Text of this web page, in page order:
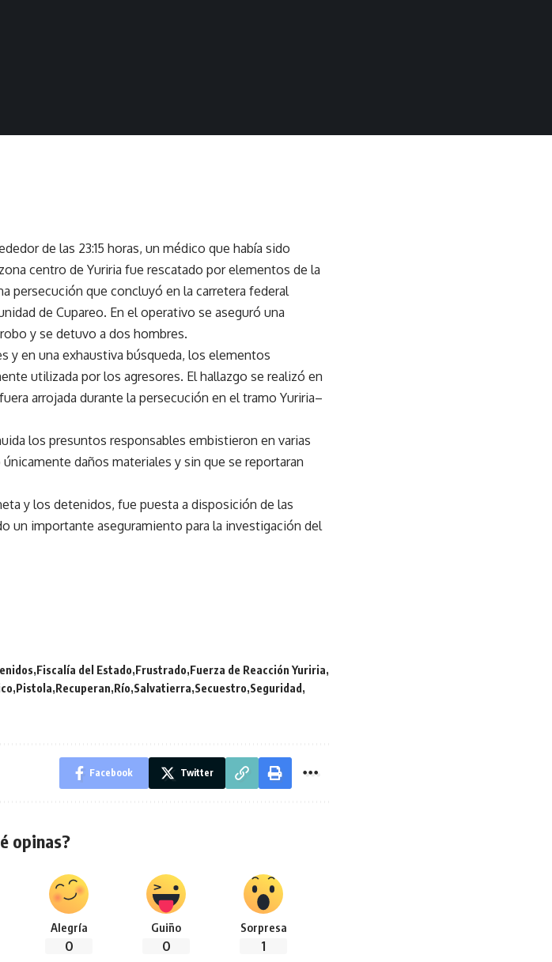
de las 23:15 horas, un médico que había sido
centro de Yuriria fue rescatado por elementos de la
persecución que concluyó en la carretera federal
de Cupareo. En el operativo se aseguró una
y se detuvo a dos hombres.
y en una exhaustiva búsqueda, los elementos
utilizada por los agresores. El hallazgo se realizó en
arrojada durante la persecución en el tramo Yuriria–
los presuntos responsables embistieron en varias
daños materiales y sin que se reportaran
y los detenidos, fue puesta a disposición de las
un importante aseguramiento para la investigación del
Fiscalía del Estado Frustrado Fuerza de Reacción Yuriria
Pistola Recuperan Río Salvatierra Secuestro Seguridad
Facebook Twitter
opinas?
Alegría
0
Guiño
0
Sorpresa
1